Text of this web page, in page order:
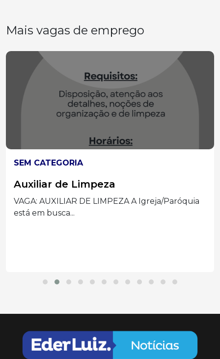
Mais vagas de emprego
SEM CATEGORIA
Auxiliar de Limpeza
VAGA: AUXILIAR DE LIMPEZA A Igreja/Paróquia
está em busca...